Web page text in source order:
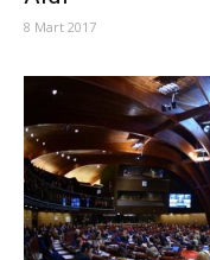
8 Mart 2017